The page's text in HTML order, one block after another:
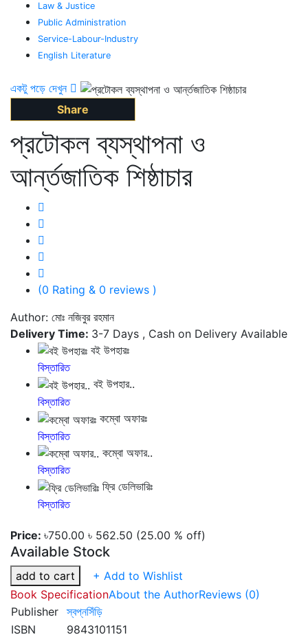
Law & Justice
Public Administration
Service-Labour-Industry
English Literature
একটু পড়ে দেখুন
Share
প্রটোকল ব্যস্থাপনা ও
আর্ন্তজাতিক শিষ্ঠাচার
(0 Rating & 0 reviews )
Author: মোঃ নজিবুর রহমান
Delivery Time: 3-7 Days , Cash on Delivery Available
বই উপহারঃ
বিস্তারিত
বই উপহার..
বিস্তারিত
কম্বো অফারঃ
বিস্তারিত
কম্বো অফার..
বিস্তারিত
ফ্রি ডেলিভারিঃ
বিস্তারিত
Price: ৳750.00 ৳ 562.50 (25.00 % off)
Available Stock
add to cart
+ Add to Wishlist
Book SpecificationAbout the AuthorReviews (0)
Publisher স্বপ্নসিঁড়ি
ISBN
9843101151